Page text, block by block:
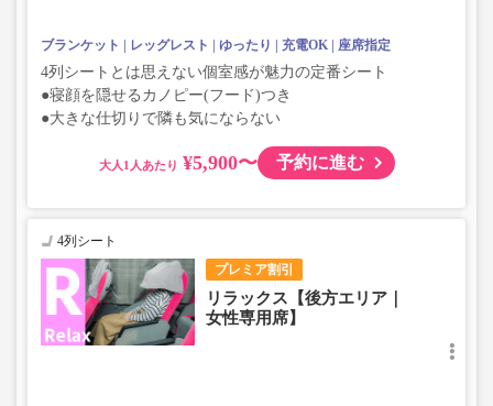
ブランケット レッグレスト ゆったり 充電OK 座席指定
4列シートとは思えない個室感が魅力の定番シート
●寝顔を隠せるカノピー(フード)つき
●大きな仕切りで隣も気にならない
大人 ¥5,900〜 予約に進む
プレミア割引
4列シート
リラックス【後方エリア｜
女性専用席】